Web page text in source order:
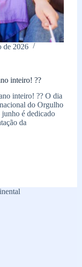
de 2026
inteiro! ?️‍?
inteiro! ?️‍? O dia
do Orgulho
é dedicado
da